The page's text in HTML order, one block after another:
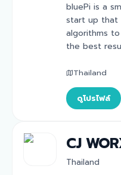
bluePi is a
start up that
algorithms
the best
Thailand
ดูโปรไฟล์
CJ
Thailand